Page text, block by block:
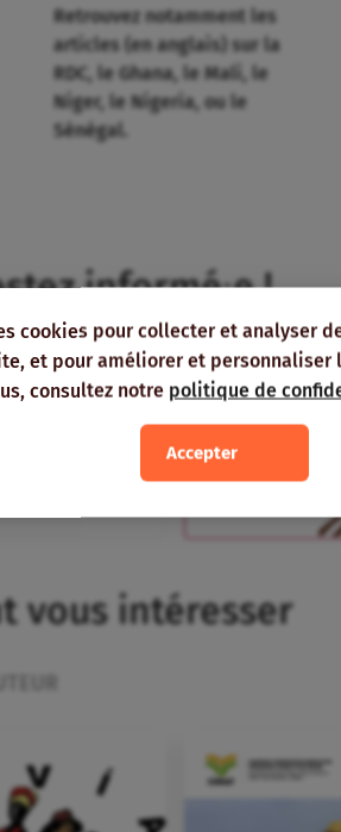
cookies pour collecter et analyser
et pour améliorer et personnaliser
consultez notre politique de
Accepter
Retrouvez notamment les
articles (en anglais) sur la
RDC, le Ghana, le Mali, le
Niger, le Nigeria, ou le
Sénégal.
informé⸱e !
vous à nos publications et
les recevoir directement dans votre
vous intéresser